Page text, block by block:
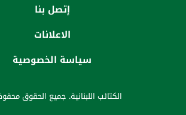
إتصل بنا
الاعلانات
سياسة الخصوصية
الكتائب اللبنانية. جميع الحقوق